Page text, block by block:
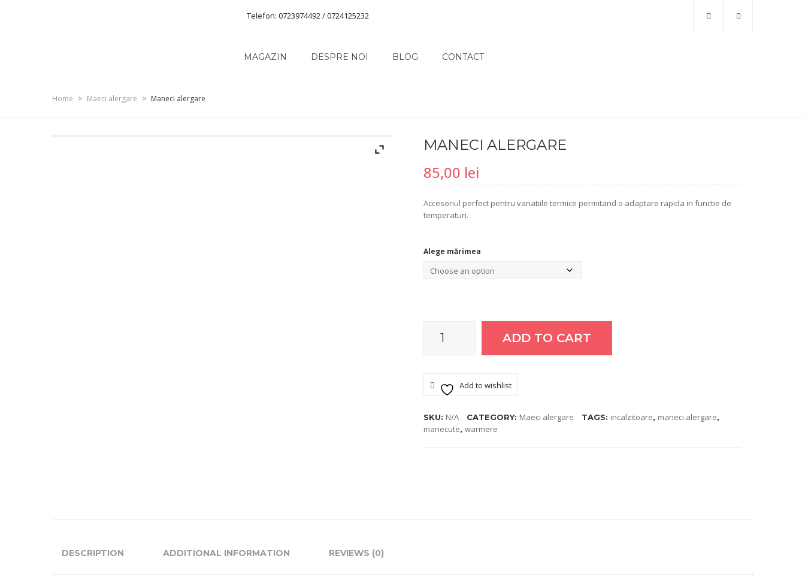
Telefon: 0723974492 / 0724125232
MAGAZIN DESPRE NOI BLOG CONTACT
Home > Maeci alergare > Maneci alergare
MANECI ALERGARE
85,00 lei
Accesoriul perfect pentru variatiile termice permitand o adaptare rapida in functie de
temperaturi.
Alege mărimea
Maneci ADD TO CART
Add to wishlist
SKU: N/A CATEGORY: Maeci alergare TAGS: incalzitoare, maneci alergare,
manecute, warmere
DESCRIPTION ADDITIONAL INFORMATION REVIEWS (0)